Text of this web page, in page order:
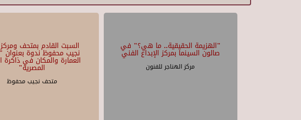
السبت القادم بمتحف ومركز
نجيب محفوظ ندوة بعنوان
العمارة والمكان في ذاكرة
المصرية"
متحف نجيب محفوظ
"الهزيمة الحقيقية.. ما هي؟" في
صالون السينما بمركز الإبداع الفني
مركز الهناجر للفنون